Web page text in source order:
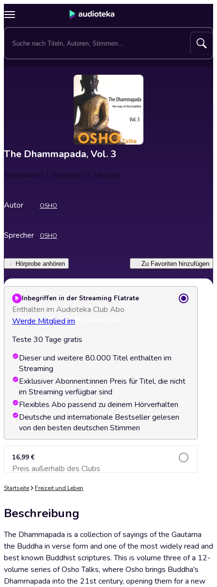
The Dhammapada, Vol. 3
Spieldauer17 Stunden 59 Minuten
Autor OSHO
Sprecher OSHO
Hörprobe anhören Zu Favoriten hinzufügen
Inbegriffen in der Streaming Flatrate
Enthalten im Audioteka Club Abo
Werde Mitglied im
Teste 30 Tage gratis
Dieser und weitere 80.000 Titel enthalten im
Streaming
Exklusiver Abonnent:innen Preis für Titel, die nicht
im Streaming verfügbar sind
Flexibles Abo passend zu deinem Hörverhalten
Deutsche und internationale Bestseller gelesen
von den besten deutschen Stimmen
16,99 €
Preis außerhalb des ClubsZum Warenkorb hinzufügen
Startseite Freizeit und Leben
Beschreibung
The Dhammapada is a collection of sayings of the Gautama
the Buddha in verse form and one of the most widely read and
best known Buddhist scriptures. This is volume three of a 12-
volume series of Osho Talks, where Osho brings Buddha's
Dhammapada into the 21st century, opening them for a new